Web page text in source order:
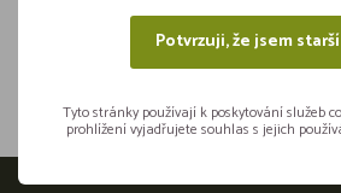
Sdílejte na sítíchPotvrzuji, že jsem
Tyto stránky používají k poskytování služeb
prohlížení vyjadřujete souhlas s jejich